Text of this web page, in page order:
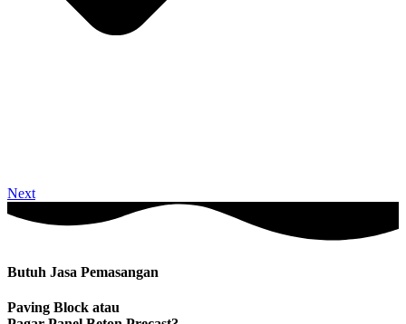
Next
Butuh Jasa Pemasangan
Paving Block atau